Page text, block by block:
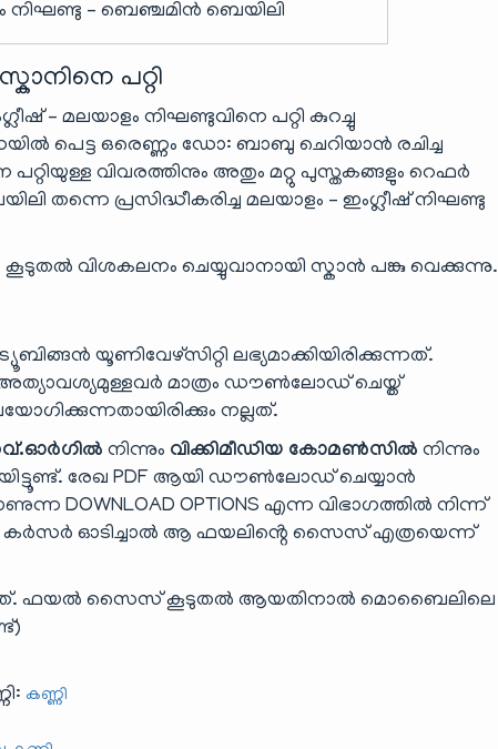
നിഘണ്ടു – ബെഞ്ചമിൻ ബെയിലി
പറ്റി
– മലയാളം നിഘണ്ടുവിനെ പറ്റി കുറച്ചു
പെട്ട ഒരെണ്ണം ഡോ: ബാബു ചെറിയാൻ രചിച്ച
വിവരത്തിനും അതും മറ്റു പുസ്തകങ്ങളും റെഫർ
തന്നെ പ്രസിദ്ധീകരിച്ച മലയാളം – ഇംഗ്ലീഷ് നിഘണ്ടു
വിശകലനം ചെയ്യുവാനായി സ്കാൻ പങ്കു വെക്കുന്നു.
യൂണിവേഴ്സിറ്റി ലഭ്യമാക്കിയിരിക്കുന്നത്.
മാത്രം ഡൗൺലോഡ് ചെയ്ത്
നല്ലത്.
നിന്നും വിക്കിമീഡിയ കോമൺസിൽ നിന്നും
രേഖ PDF ആയി ഡൗൺലോഡ് ചെയ്യാൻ
DOWNLOAD OPTIONS എന്ന വിഭാഗത്തിൽ നിന്ന്
കർസർ ഓടിച്ചാൽ ആ ഫയലിൻ്റെ സൈസ് എത്രയെന്ന്
ഫയൽ സൈസ് കൂടുതൽ ആയതിനാൽ മൊബൈലിലെ
കണ്ണി